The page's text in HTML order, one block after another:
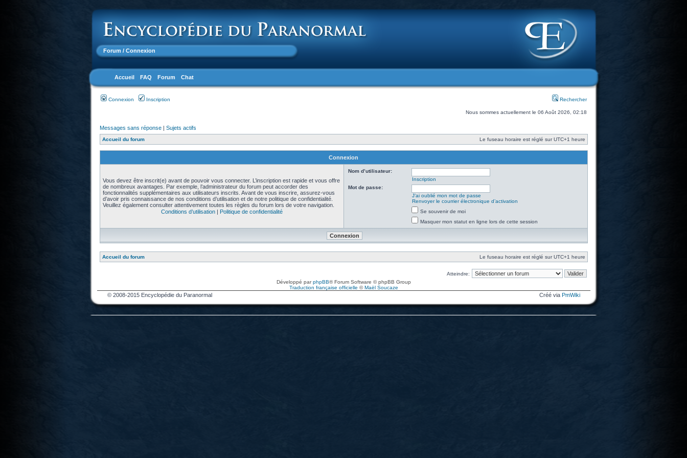
Forum / Connexion
Accueil FAQ Forum Chat
Connexion Inscription Rechercher
Nous sommes actuellement le 06 Août 2026, 02:18
Messages sans réponse| Sujets actifs
Accueil du forum Le fuseau horaire est réglé sur UTC+1 heure
Connexion
Vous devez être inscrit(e) avant de pouvoir vous connecter. L’inscription est rapide et vous offre
de nombreux avantages. Par exemple, l’administrateur du forum peut accorder des
fonctionnalités supplémentaires aux utilisateurs inscrits. Avant de vous inscrire, assurez-vous
d’avoir pris connaissance de nos conditions d’utilisation et de notre politique de confidentialité.
Veuillez également consulter attentivement toutes les règles du forum lors de votre navigation.
Conditions d’utilisation| Politique de confidentialité
Nom d’utilisateur:
Inscription
Mot de passe:
J’ai oublié mon mot de passe
Renvoyer le courrier électronique d’activation
Se souvenir de moi
Masquer mon statut en ligne lors de cette session
Accueil du forum Le fuseau horaire est réglé sur UTC+1 heure
Atteindre:
Développé parphpBB® Forum Software © phpBB Group
Traduction française officielle ©Maël Soucaze
© 2008-2015 Encyclopédie du Paranormal Créé via PmWiki